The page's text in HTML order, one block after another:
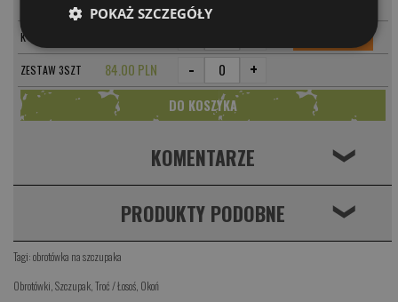
29.00 PLN
K4 MO
ZESTAW 3SZT 84.00 PLN - +
KOMENTARZE ❮
PRODUKTY PODOBNE ❮
Tagi:obrotówka na szczupaka
Obrotówki ,Szczupak ,Troć / Łosoś Okoń
POKAŻ SZCZEGÓŁY